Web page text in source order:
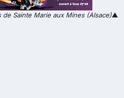
Sainte Marie aux Mines (Alsace)▲